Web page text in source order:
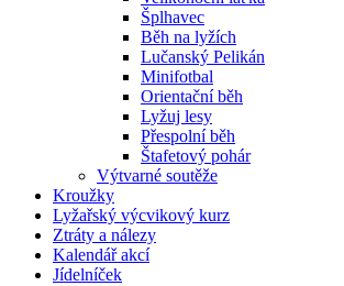
Šplhavec
Běh na lyžích
Lučanský Pelikán
Minifotbal
Orientační běh
Lyžuj lesy
Přespolní běh
Štafetový pohár
Výtvarné soutěže
Kroužky
Lyžařský výcvikový kurz
Ztráty a nálezy
Kalendář akcí
Jídelníček